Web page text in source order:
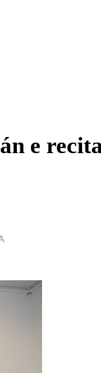
e